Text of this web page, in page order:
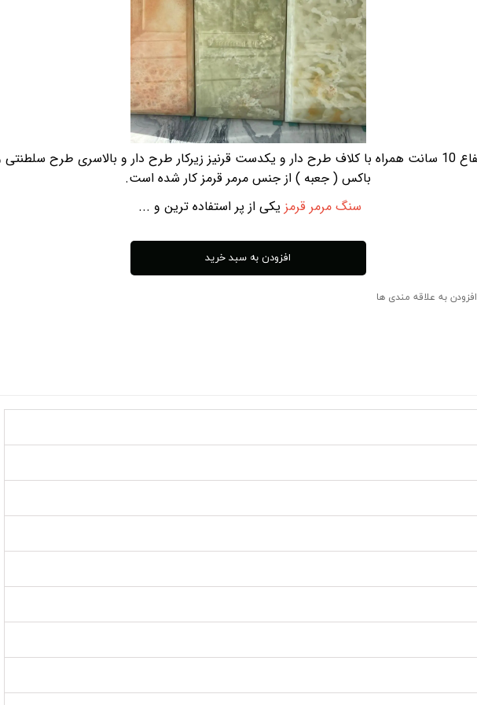
با ارتفاع 10 سانت همراه با کلاف طرح دار و یکدست قرنیز زیرکار طرح دار و بالاسری طرح
باکس ( جعبه ) از جنس مرمر قرمز کار شده است.
سنگ مرمر قرمز یکی از پر استفاده ترین و ...
افزودن به سبد خرید
افزودن به علاقه مندی ها